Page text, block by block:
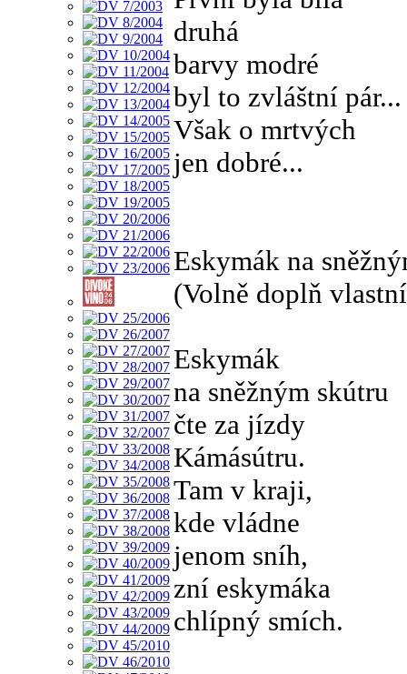
druhá
barvy modré
byl to zvláštní pár...
Však o mrtvých
jen dobré...
Eskymák na
(Volně doplň
Eskymák
na sněžným skútru
čte za jízdy
Kámásútru.
Tam v kraji,
kde vládne
jenom sníh,
zní eskymáka
chlípný smích.